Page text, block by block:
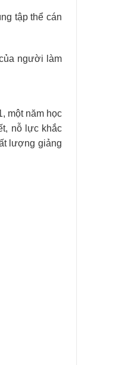
tập thể cán
người làm
một năm học
nỗ lực khắc
lượng giảng